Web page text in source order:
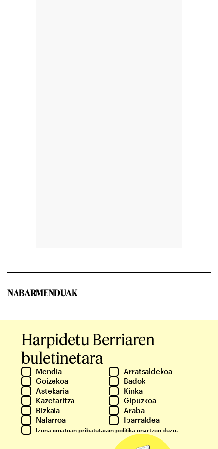
NABARMENDUAK
Harpidetu Berriaren
buletinetara
Mendia
Arratsaldekoa
Goizekoa
Badok
Astekaria
Kinka
Kazetaritza
Gipuzkoa
Bizkaia
Araba
Nafarroa
Iparraldea
Izena ematean pribatutasun politika onartzen duzu.